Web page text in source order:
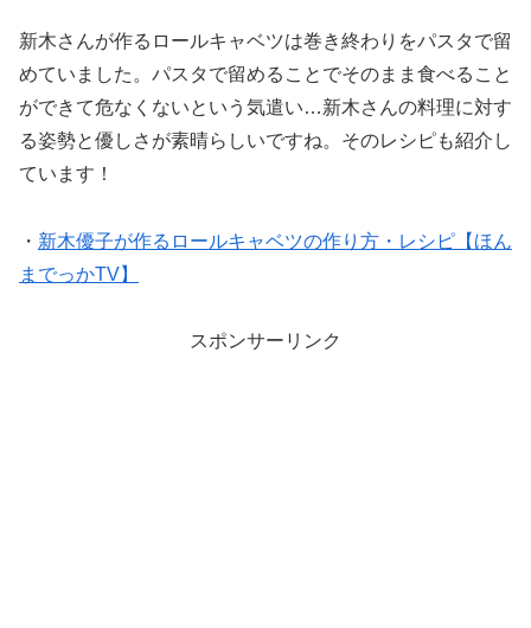
新木さんが作るロールキャベツは巻き終わりをパスタで留
めていました。パスタで留めることでそのまま食べること
ができて危なくないという気遣い…新木さんの料理に対す
る姿勢と優しさが素晴らしいですね。そのレシピも紹介し
ています！
・ 新木優子が作るロールキャベツの作り方・レシピ【ほん
までっかTV】
スポンサーリンク